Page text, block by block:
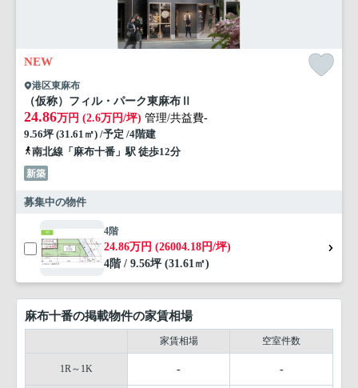
NEW
港区東麻布
（仮称）フィル・パーク東麻布Ⅱ
24.86万円 (2.6万円/坪) 管理/共益費-
9.56坪 (31.61㎡) /予定 /4階建
南北線「麻布十番」駅 徒歩12分
新築
募集中の物件
4階
24.86万円 (26004.18円/坪)
4階 / 9.56坪 (31.61㎡)
麻布十番の掲載物件の家賃相場
家賃相場 空室件数
1R～1K - -